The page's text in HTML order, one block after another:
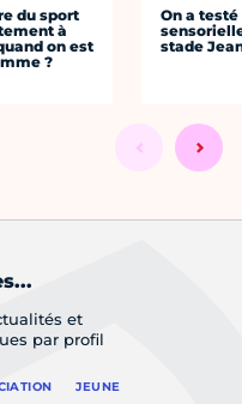
du sport
à
on est
?
On a
stade
et
par profil
JEUNE